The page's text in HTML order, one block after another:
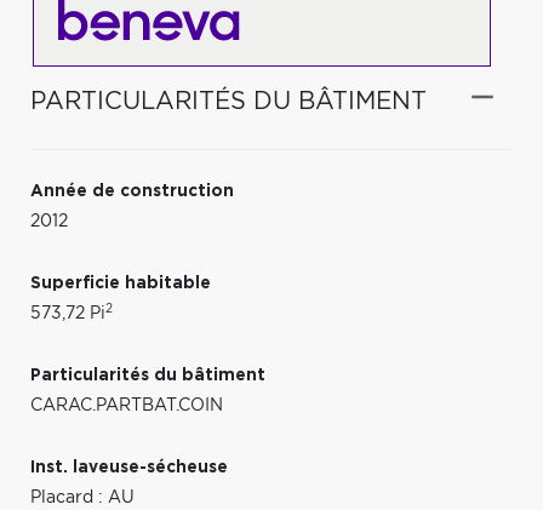
PARTICULARITÉS DU BÂTIMENT
Année de construction
2012
Superficie habitable
573,72 Pi2
Particularités du bâtiment
CARAC.PARTBAT.COIN
Inst. laveuse-sécheuse
Placard : AU